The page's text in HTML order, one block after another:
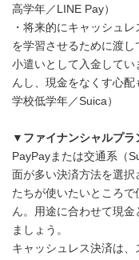
高学年／LINE Pay）
・将来的にキャッシュ
を学習させるために渡
小遣いとして入金して
んし、現金をなくす心
学校低学年／Suica）
▼ ファイナンシャルプ
PayPayまたは交通系（
面が多い決済方法を選
たちが使いたいところ
ん。用途に合わせて現金
ましょう。
キャッシュレス決済は、